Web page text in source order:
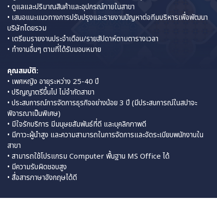
• ดูแลและปริมาณสินค้าและอุปกรณ์ภายในสาขา
• เสนอแนะแนวทางการปรับปรุงและรายงานปัญหาต่อทีมบริหารเพื่อพัฒนา
บริษัทโดยรวม
• เตรียมรายงานประจำเดือน/รายสัปดาห์ตามตารางเวลา
• ทำงานอื่นๆ ตามที่ได้รับมอบหมาย
คุณสมบัติ:
• เพศหญิง อายุระหว่าง 25-40 ปี
• ปริญญาตรีขึ้นไป ไม่จำกัดสาขา
• ประสบการณ์การจัดการธุรกิจอย่างน้อย 3 ปี (มีประสบการณ์ในสปาจะ
พิจารณาเป็นพิเศษ)
• มีใจรักบริการ มีมนุษยสัมพันธ์ที่ดี และบุคลิกภาพดี
• มีภาวะผู้นำสูง และความสามารถในการจัดการและจัดระเบียบพนักงานใน
สาขา
• สามารถใช้โปรแกรม Computer พื้นฐาน MS Office ได้
• มีความรับผิดชอบสูง
• สื่อสารภาษาอังกฤษได้ดี